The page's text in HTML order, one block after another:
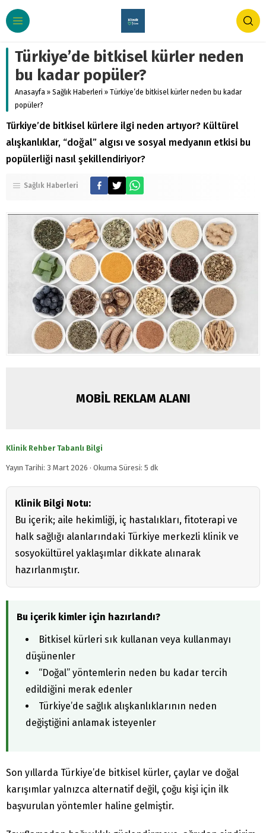
Türkiye’de bitkisel kürler neden
bu kadar popüler?
Anasayfa » Sağlık Haberleri » Türkiye’de bitkisel kürler neden bu kadar
popüler?
Türkiye’de bitkisel kürlere ilgi neden artıyor? Kültürel
alışkanlıklar, “doğal” algısı ve sosyal medyanın etkisi bu
popülerliği nasıl şekillendiriyor?
Sağlık Haberleri
MOBİL REKLAM ALANI
Klinik Rehber Tabanlı Bilgi
Yayın Tarihi: 3 Mart 2026 · Okuma Süresi: 5 dk
Klinik Bilgi Notu:
Bu içerik; aile hekimliği, iç hastalıkları, fitoterapi ve
halk sağlığı alanlarındaki Türkiye merkezli klinik ve
sosyokültürel yaklaşımlar dikkate alınarak
hazırlanmıştır.
Bu içerik kimler için hazırlandı?
Bitkisel kürleri sık kullanan veya kullanmayı
düşünenler
“Doğal” yöntemlerin neden bu kadar tercih
edildiğini merak edenler
Türkiye’de sağlık alışkanlıklarının neden
değiştiğini anlamak isteyenler
Son yıllarda Türkiye’de bitkisel kürler, çaylar ve doğal
karışımlar yalnızca alternatif değil, çoğu kişi için ilk
başvurulan yöntemler haline gelmiştir.